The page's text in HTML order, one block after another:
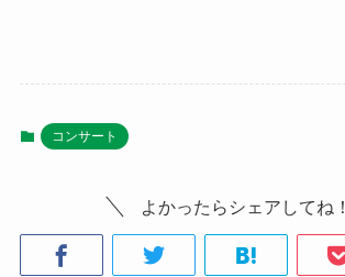
コンサート
よかったらシェアしてね！